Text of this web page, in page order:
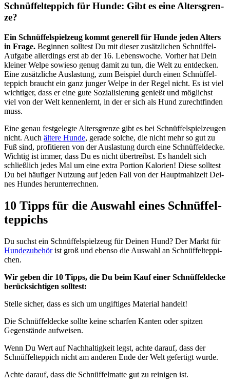
Schnüf­fel­tep­pich für Hun­de: Gibt es eine Alters­gren­
ze?
Ein Schnüf­fel­spiel­zeug kommt gene­rell für Hun­de jeden Alters
in Fra­ge. Begin­nen soll­test Du mit die­ser zusätz­li­chen Schnüf­fel-
Auf­ga­be aller­dings erst ab der 16. Lebens­wo­che. Vor­her hat Dein
klei­ner Wel­pe sowie­so genug damit zu tun, die Welt zu ent­de­cken.
Eine zusätz­li­che Aus­las­tung, zum Bei­spiel durch einen Schnüf­fel­
tep­pich braucht ein ganz jun­ger Wel­pe in der Regel nicht. Es ist viel
wich­ti­ger, dass er eine gute Sozia­li­sie­rung genießt und mög­lichst
viel von der Welt ken­nen­lernt, in der er sich als Hund zurecht­fin­den
muss.
Eine genau fest­ge­leg­te Alters­gren­ze gibt es bei Schnüf­fel­spiel­zeu­gen
nicht. Auch älte­re Hun­de, gera­de sol­che, die nicht mehr so gut zu
Fuß sind, pro­fi­tie­ren von der Aus­las­tung durch eine Schnüf­fel­de­cke.
Wich­tig ist immer, dass Du es nicht über­treibst. Es han­delt sich
schließ­lich jedes Mal um eine extra Por­ti­on Kalo­rien! Die­se soll­test
Du bei häu­fi­ger Nut­zung auf jeden Fall von der Haupt­mahl­zeit Dei­
nes Hun­des her­un­ter­rech­nen.
10 Tipps für die Aus­wahl eines Schnüf­fel­
tep­pichs
Du suchst ein Schnüf­fel­spiel­zeug für Dei­nen Hund? Der Markt für
Hun­de­zu­be­hörist groß und eben­so die Aus­wahl an Schnüf­fel­tep­pi­
chen.
Wir geben dir 10 Tipps, die Du beim Kauf einer Schnüf­fel­de­cke
berück­sich­ti­gen soll­test:
Stel­le sicher, dass es sich um ungif­ti­ges Mate­ri­al han­delt!
Die Schnüf­fel­de­cke soll­te kei­ne schar­fen Kan­ten oder spit­zen
Gegen­stän­de auf­wei­sen.
Wenn Du Wert auf Nach­hal­tig­keit legst, ach­te dar­auf, dass der
Schnüf­fel­tep­pich nicht am ande­ren Ende der Welt gefer­tigt wur­de.
Ach­te dar­auf, dass die Schnüf­fel­mat­te gut zu rei­ni­gen ist.